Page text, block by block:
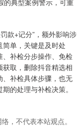
款+记分”，额外影响涉
单，关键是及时处
补检分步操作、免检
取，删除抖音精选相
补检具体步骤，也无
的处理与补检决策。
，不代表本站观点。